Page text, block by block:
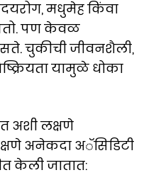
मधुमेह किंवा
पण केवळ
चुकीची जीवनशैली,
यामुळे धोका
अशी लक्षणे
अनेकदा अॅसिडिटी
केली जातात: